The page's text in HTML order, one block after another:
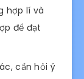
hợp lí và
để đạt
cần hỏi ý